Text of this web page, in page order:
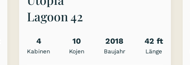
Lagoon 42
4
Kabinen
10
Kojen
2018
Baujahr
42 ft
Länge